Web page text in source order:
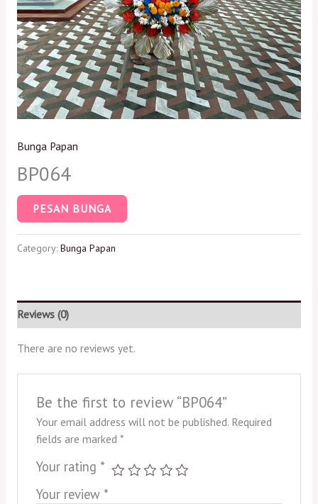
Bunga Papan
BP064
PESAN BUNGA
Category: Bunga Papan
Reviews (0)
There are no reviews yet.
Be the first to review “BP064”
Your email address will not be published. Required
fields are marked *
Your rating *
Your review *